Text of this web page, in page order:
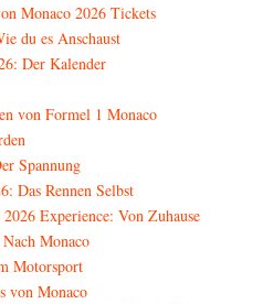
Monaco 2026 Tickets
du es Anschaust
Der Kalender
von Formel 1 Monaco
Spannung
Das Rennen Selbst
Experience: Von Zuhause
Monaco
Motorsport
von Monaco